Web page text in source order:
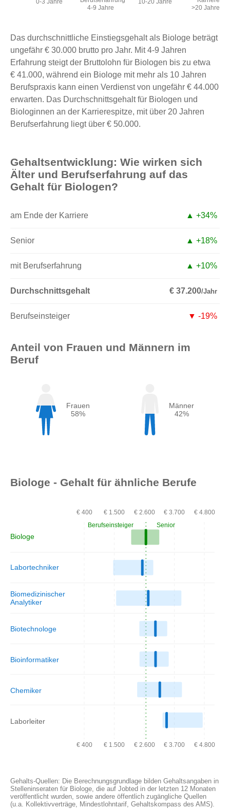
0-3 Jahre
4-9 Jahre
10-20 Jahre
>20 Jahre
Das durchschnittliche Einstiegsgehalt als Biologe beträgt
ungefähr € 30.000 brutto pro Jahr. Mit 4-9 Jahren
Erfahrung steigt der Bruttolohn für Biologen bis zu etwa
€ 41.000, während ein Biologe mit mehr als 10 Jahren
Berufspraxis kann einen Verdienst von ungefähr € 44.000
erwarten. Das Durchschnittsgehalt für Biologen und
Biologinnen an der Karrierespitze, mit über 20 Jahren
Berufserfahrung liegt über € 50.000.
Gehaltsentwicklung: Wie wirken sich
Älter und Berufserfahrung auf das
Gehalt für Biologen?
am Ende der Karriere ▲ +34%
Senior ▲ +18%
mit Berufserfahrung ▲ +10%
Durchschnittsgehalt € 37.200/Jahr
Berufseinsteiger ▼ -19%
Anteil von Frauen und Männern im
Beruf
Frauen
58%
Männer
42%
Biologe - Gehalt für ähnliche Berufe
Biologe
Labortechniker
Biomedizinischer
Analytiker
Biotechnologe
Bioinformatiker
Chemiker
Laborleiter
€ 400 € 1.500 € 2.600 € 3.700 € 4.800
€ 400 € 1.500 € 2.600 € 3.700 € 4.800
Berufseinsteiger Senior
Gehalts-Quellen: Die Berechnungsgrundlage bilden Gehaltsangaben in
Stelleninseraten für Biologe, die auf Jobted in der letzten 12 Monaten
veröffentlicht wurden, sowie andere öffentlich zugängliche Quellen
(u.a. Kollektivverträge, Mindestlohntarif, Gehaltskompass des AMS).